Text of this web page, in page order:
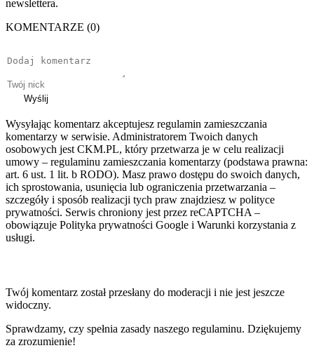
newslettera.
KOMENTARZE (0)
Wyślij
Wysyłając komentarz akceptujesz regulamin zamieszczania
komentarzy w serwisie. Administratorem Twoich danych
osobowych jest CKM.PL, który przetwarza je w celu realizacji
umowy – regulaminu zamieszczania komentarzy (podstawa prawna:
art. 6 ust. 1 lit. b RODO). Masz prawo dostępu do swoich danych,
ich sprostowania, usunięcia lub ograniczenia przetwarzania –
szczegóły i sposób realizacji tych praw znajdziesz w polityce
prywatności. Serwis chroniony jest przez reCAPTCHA –
obowiązuje Polityka prywatności Google i Warunki korzystania z
usługi.
Twój komentarz został przesłany do moderacji i nie jest jeszcze
widoczny.
Sprawdzamy, czy spełnia zasady naszego regulaminu. Dziękujemy
za zrozumienie!